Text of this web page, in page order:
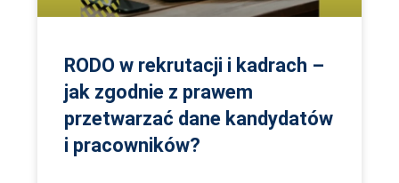
RODO w rekrutacji i kadrach –
jak zgodnie z prawem
przetwarzać dane kandydatów
i pracowników?